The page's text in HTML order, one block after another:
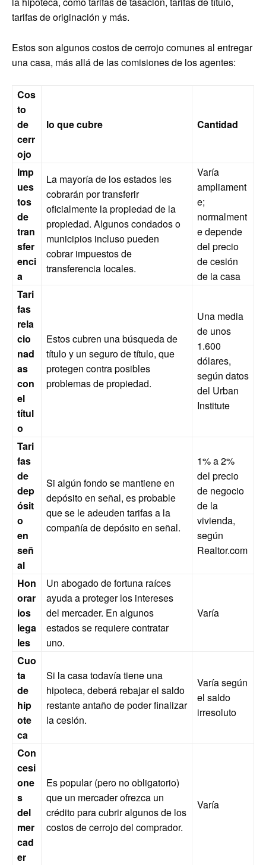
tarifas de originación y más.
Estos son algunos costos de cerrojo comunes al entregar
una casa, más allá de las comisiones de los agentes:
Cos
to
de
cerr
ojo
lo que cubre Cantidad
Imp
ues
tos
de
tran
sfer
enci
a
La mayoría de los estados les
cobrarán por transferir
oficialmente la propiedad de la
propiedad. Algunos condados o
municipios incluso pueden
cobrar impuestos de
transferencia locales.
Varía
ampliament
e;
normalment
e depende
del precio
de cesión
de la casa
Tari
fas
rela
cio
nad
as
con
el
títul
o
Estos cubren una búsqueda de
título y un seguro de título, que
protegen contra posibles
problemas de propiedad.
Una media
de unos
1.600
dólares,
según datos
del Urban
Institute
Tari
fas
de
dep
ósit
o
en
señ
al
Si algún fondo se mantiene en
depósito en señal, es probable
que se le adeuden tarifas a la
compañía de depósito en señal.
1% a 2%
del precio
de negocio
de la
vivienda,
según
Realtor.com
Hon
orar
ios
lega
les
Un abogado de fortuna raíces
ayuda a proteger los intereses
del mercader. En algunos
estados se requiere contratar
uno.
Varía
Cuo
ta
de
hip
ote
ca
Si la casa todavía tiene una
hipoteca, deberá rebajar el saldo
restante antaño de poder finalizar
la cesión.
Varía según
el saldo
irresoluto
Con
cesi
one
s
del
mer
cad
er
Es popular (pero no obligatorio)
que un mercader ofrezca un
crédito para cubrir algunos de los
costos de cerrojo del comprador.
Varía